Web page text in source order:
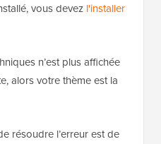
vous devez l'installer
n’est plus affichée
alors votre thème est la
résoudre l’erreur est de